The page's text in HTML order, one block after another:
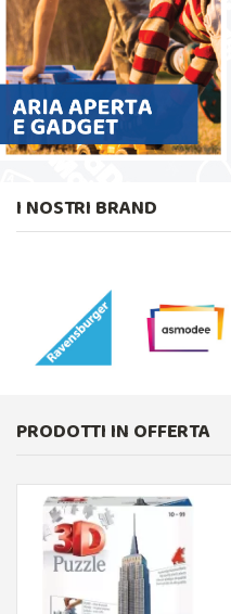
I NOSTRI BRAND
PRODOTTI IN OFFERTA